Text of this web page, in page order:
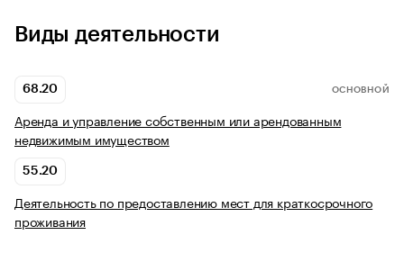
Виды деятельности
68.20 ОСНОВНОЙ
Аренда и управление собственным или арендованным
недвижимым имуществом
55.20
Деятельность по предоставлению мест для краткосрочного
проживания